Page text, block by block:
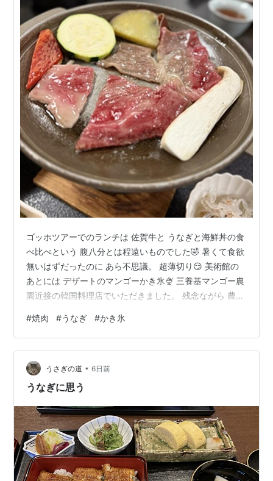
ゴッホツアーでのランチは 佐賀牛と うなぎと海鮮丼の食
べ比べという 腹八分とは程遠いものでした🤣 暑くて食欲
無いはずだったのに あら不思議。 超薄切り😏 美術館の
あとには デザートのマンゴーかき氷🍨 三養基マンゴー農
園近接の韓国料理店でいただきました。 残念ながら 農園
そうで・・・大丈夫かマンゴー。 韓国のミルク氷にたっ
ぷりかかった果肉 美味しかった～。 ★雪花(ゆきのはな)
佐賀県三養基郡上峰町923-10 更に ここで買ったキムチ
が私の味覚にヒットしました。 タコのキムチが 美味～
ぃ！辛さも丁度いい～！ 午前中に寄った蒲鉾屋で買った
#焼肉 #うなぎ #かき氷
うさぎの道 • 6日前
うなぎに思う